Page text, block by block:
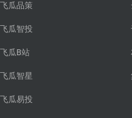
飞瓜品策
飞瓜智投
飞瓜B站
飞瓜智星
飞瓜易投